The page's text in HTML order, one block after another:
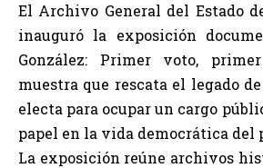
El Archivo General del Estado
inauguró la exposición
González: Primer voto,
muestra que rescata el legado
electa para ocupar un cargo
papel en la vida democrática del
La exposición reúne archivos